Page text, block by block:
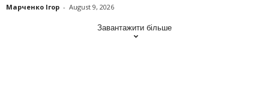
Марченко Ігор - August 9, 2026
Завантажити більше